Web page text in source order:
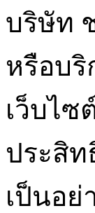
บริษัท
หรือบริ
เว็บไ
ประสิ
เป็นอย่